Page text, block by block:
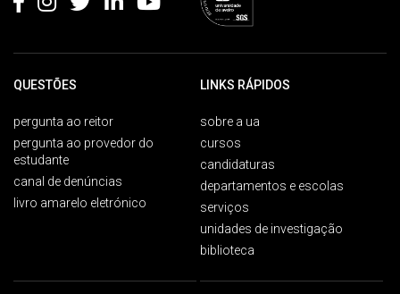
QUESTÕES
pergunta ao reitor
pergunta ao provedor do
estudante
canal de denúncias
livro amarelo eletrónico
LINKS RÁPIDOS
sobre a ua
cursos
candidaturas
departamentos e escolas
serviços
unidades de investigação
biblioteca